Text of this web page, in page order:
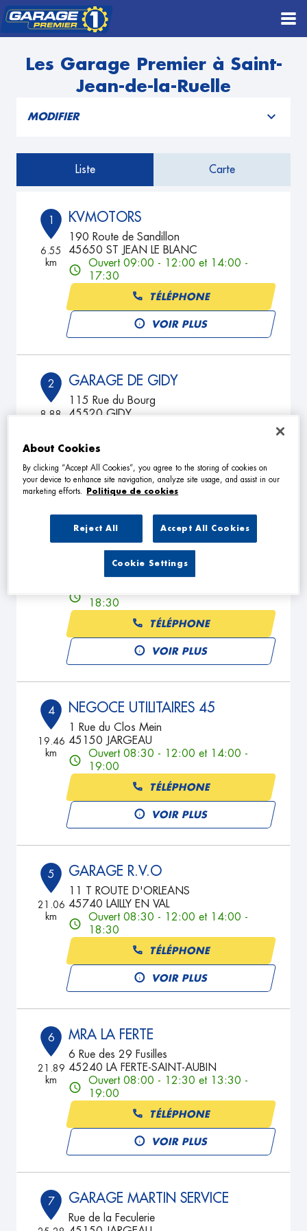
Les Garage Premier à Saint-
Jean-de-la-Ruelle
MODIFIER
Liste Carte
1
6.55
km
KVMOTORS
190 Route de Sandillon
45650 ST JEAN LE BLANC
Ouvert 09:00 - 12:00 et 14:00 -
17:30
TÉLÉPHONE
VOIR PLUS
2
8.88
GARAGE DE GIDY
115 Rue du Bourg
45520 GIDY
VOIR PLUS
MECA AUTO
7 B Rue des 3 Cornettes
45150 DARVOY
18:30
TÉLÉPHONE
VOIR PLUS
4
19.46
km
NEGOCE UTILITAIRES 45
1 Rue du Clos Mein
45150 JARGEAU
Ouvert 08:30 - 12:00 et 14:00 -
19:00
TÉLÉPHONE
VOIR PLUS
5
21.06
km
GARAGE R.V.O
11 T ROUTE D'ORLEANS
45740 LAILLY EN VAL
Ouvert 08:30 - 12:00 et 14:00 -
18:30
TÉLÉPHONE
VOIR PLUS
6
21.89
km
MRA LA FERTE
6 Rue des 29 Fusilles
45240 LA FERTE-SAINT-AUBIN
Ouvert 08:00 - 12:30 et 13:30 -
19:00
TÉLÉPHONE
VOIR PLUS
7 GARAGE MARTIN SERVICE
Rue de la Feculerie
About Cookies
By clicking “Accept All Cookies”, you agree to the storing of cookies on
your device to enhance site navigation, analyze site usage, and assist in our
marketing efforts.
Politique de cookies
Reject All Accept All Cookies
Cookie Settings